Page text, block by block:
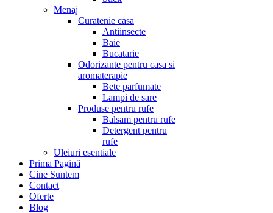
Menaj
Curatenie casa
Antiinsecte
Baie
Bucatarie
Odorizante pentru casa si
aromaterapie
Bete parfumate
Lampi de sare
Produse pentru rufe
Balsam pentru rufe
Detergent pentru
rufe
Uleiuri esentiale
Prima Pagină
Cine Suntem
Contact
Oferte
Blog